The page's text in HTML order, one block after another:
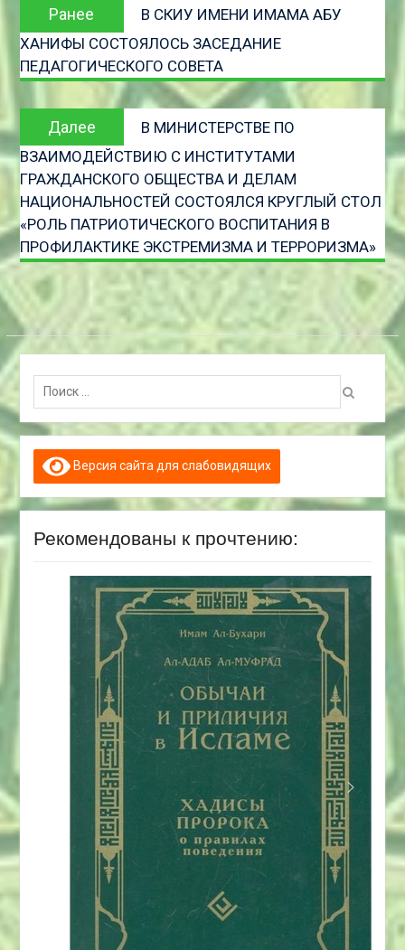
записям
Ранее
Предыдущая
запись:
В СКИУ ИМЕНИ ИМАМА АБУ
ХАНИФЫ СОСТОЯЛОСЬ ЗАСЕДАНИЕ
ПЕДАГОГИЧЕСКОГО СОВЕТА
Далее
Следующая
запись
В МИНИСТЕРСТВЕ ПО
ВЗАИМОДЕЙСТВИЮ С ИНСТИТУТАМИ
ГРАЖДАНСКОГО ОБЩЕСТВА И ДЕЛАМ
НАЦИОНАЛЬНОСТЕЙ СОСТОЯЛСЯ КРУГЛЫЙ СТОЛ
«РОЛЬ ПАТРИОТИЧЕСКОГО ВОСПИТАНИЯ В
ПРОФИЛАКТИКЕ ЭКСТРЕМИЗМА И ТЕРРОРИЗМА»
Поиск:
Версия сайта для слабовидящих
Рекомендованы к прочтению: